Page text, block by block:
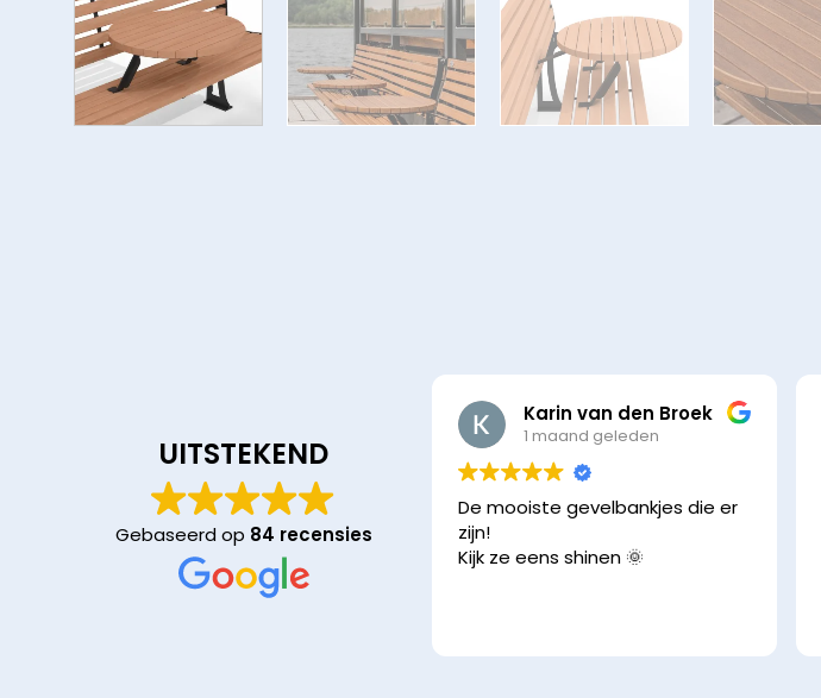
UITSTEKEND
Gebaseerd op 84 recensies
Karin van den Broek
1 maand geleden
De mooiste gevelbankjes die er
zijn!
Kijk ze eens shinen 🌞